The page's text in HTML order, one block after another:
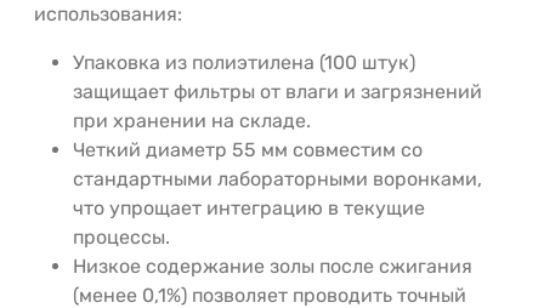
использования:
Упаковка из полиэтилена (100 штук)
защищает фильтры от влаги и загрязнений
при хранении на складе.
Четкий диаметр 55 мм совместим со
стандартными лабораторными воронками,
что упрощает интеграцию в текущие
процессы.
Низкое содержание золы после сжигания
(менее 0,1%) позволяет проводить точный